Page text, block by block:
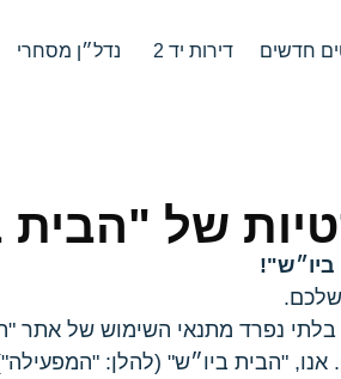
חדשים דירות יד 2 נדל״ן מסחרי
של "הבית
שלכם.
בלתי נפרד מתנאי השימוש של
אנו, "הבית ביו״ש" (להלן: